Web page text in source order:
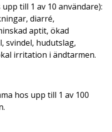
till 1 av 10 användare):
diarré,
aptit, ökad
svindel, hudutslag,
irritation i ändtarmen.
hos upp till 1 av 100